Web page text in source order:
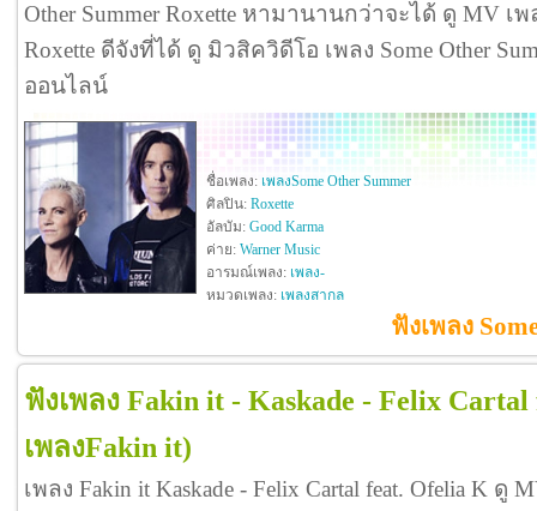
Other Summer Roxette หามานานกว่าจะได้ ดู MV เพ
Roxette ดีจังที่ได้ ดู มิวสิควิดีโอ เพลง Some Other
ออนไลน์
ชื่อเพลง: เพลงSome Other Summer
ศิลปิน: Roxette
อัลบัม: Good Karma
ค่าย: Warner Music
อารมณ์เพลง: เพลง-
หมวดเพลง: เพลงสากล
ฟังเพลง
ฟังเพลง Fakin it - Kaskade - Felix
เพลงFakin it)
เพลง Fakin it Kaskade - Felix Cartal feat. Ofelia K ดู